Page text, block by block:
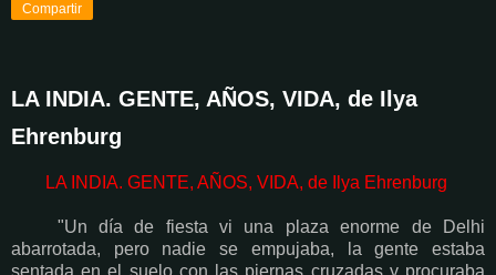
Compartir
LA INDIA. GENTE, AÑOS, VIDA, de Ilya
Ehrenburg
LA INDIA. GENTE, AÑOS, VIDA, de Ilya Ehrenburg
"Un día de fiesta vi una plaza enorme de Delhi
abarrotada, pero nadie se empujaba, la gente estaba